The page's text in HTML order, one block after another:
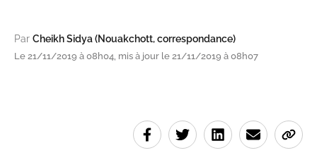
Par Cheikh Sidya (Nouakchott, correspondance)
Le 21/11/2019 à 08h04, mis à jour le 21/11/2019 à 08h07